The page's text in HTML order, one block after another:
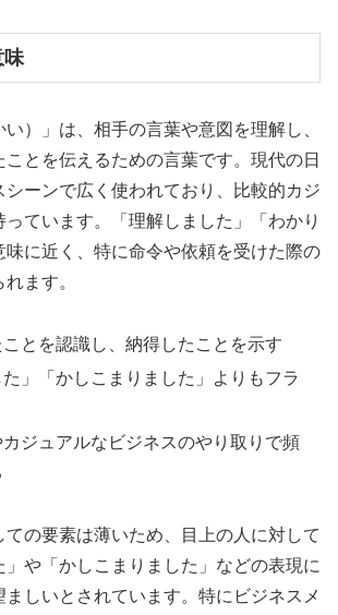
味
い）」は、相手の言葉や意図を理解し、
とを伝えるための言葉です。現代の日
シーンで広く使われており、比較的カジ
っています。「理解しました」「わかり
味に近く、特に命令や依頼を受けた際の
ます。
とを認識し、納得したことを示す
た」「かしこまりました」よりもフラ
ジュアルなビジネスのやり取りで頻
ての要素は薄いため、目上の人に対して
」や「かしこまりました」などの表現に
しいとされています。特にビジネスメ